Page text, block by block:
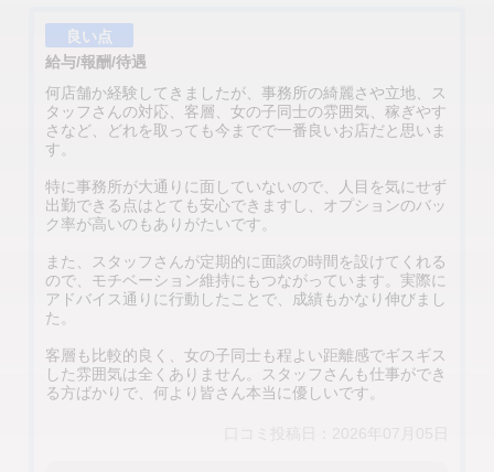
良い点
給与/報酬/待遇
何店舗か経験してきましたが、事務所の綺麗さや立地、ス
タッフさんの対応、客層、女の子同士の雰囲気、稼ぎやす
さなど、どれを取っても今までで一番良いお店だと思いま
す。
特に事務所が大通りに面していないので、人目を気にせず
出勤できる点はとても安心できますし、オプションのバッ
ク率が高いのもありがたいです。
また、スタッフさんが定期的に面談の時間を設けてくれる
ので、モチベーション維持にもつながっています。実際に
アドバイス通りに行動したことで、成績もかなり伸びまし
た。
客層も比較的良く、女の子同士も程よい距離感でギスギス
した雰囲気は全くありません。スタッフさんも仕事ができ
る方ばかりで、何より皆さん本当に優しいです。